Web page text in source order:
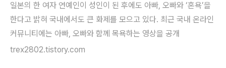
일본의 한 여자 연예인이 성인이 된 후에도 아빠, 오빠와 ‘혼욕’을
한다고 밝혀 국내에서도 큰 화제를 모으고 있다. 최근 국내 온라인
커뮤니티에는 아빠, 오빠와 함께 목욕하는 영상을 공개
trex2802.tistory.com